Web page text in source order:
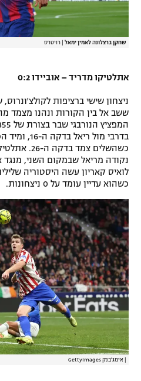
שחקן ברצלונה לאמין ימאל רויטרס
אתלטיקו מדריד – אוביידו 0:2
ניצחון שישי ברציפות
ששב אל בין הקורות ונהנו מצמד
בדרבי מול
כשהשלים
נקודה מריאל שבמקום השני,
כשהוא עדיין עומד על 0 ניצחונות.
אימג'בנק GettyImages